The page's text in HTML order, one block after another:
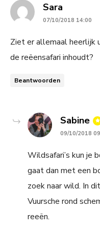
Sara
07/10/2018 14:00
Ziet er allemaal heerlijk
de reëensafari inhoudt?
Beantwoorden
Sabine
09/10/2018
Wildsafari’s kun je
gaat dan met een
zoek naar wild. In
Vuursche rond
reeën.